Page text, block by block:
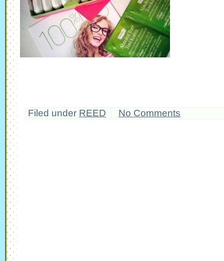
Filed under REED No Comments